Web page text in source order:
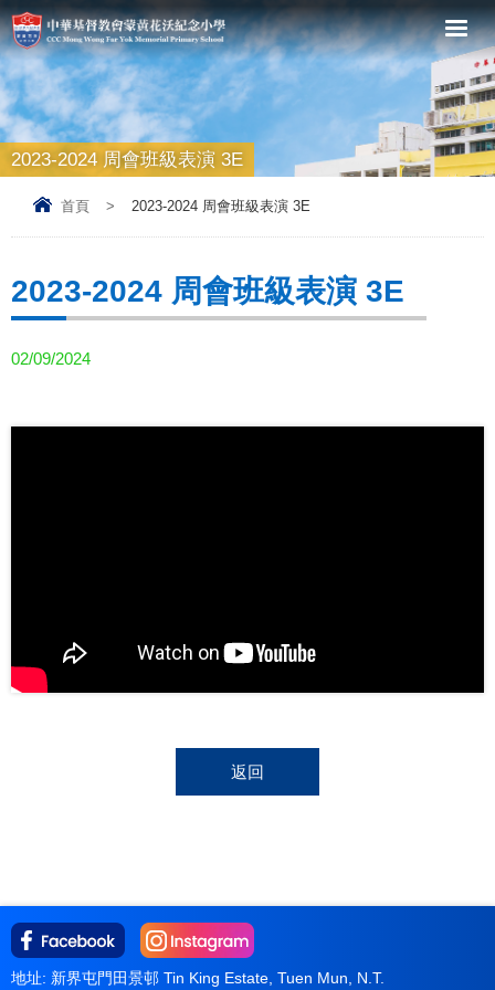
2023-2024 周會班級表演 3E
首頁 > 2023-2024 周會班級表演 3E
2023-2024 周會班級表演 3E
02/09/2024
返回
地址: 新界屯門田景邨 Tin King Estate, Tuen Mun, N.T.